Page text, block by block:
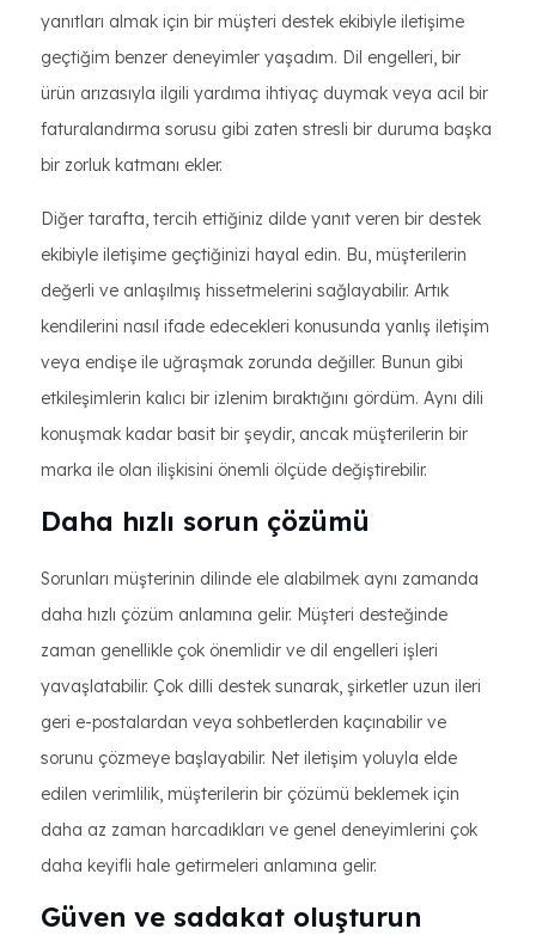
yanıtları almak için bir müşteri destek ekibiyle iletişime
geçtiğim benzer deneyimler yaşadım. Dil engelleri, bir
ürün arızasıyla ilgili yardıma ihtiyaç duymak veya acil bir
faturalandırma sorusu gibi zaten stresli bir duruma başka
bir zorluk katmanı ekler.
Diğer tarafta, tercih ettiğiniz dilde yanıt veren bir destek
ekibiyle iletişime geçtiğinizi hayal edin. Bu, müşterilerin
değerli ve anlaşılmış hissetmelerini sağlayabilir. Artık
kendilerini nasıl ifade edecekleri konusunda yanlış iletişim
veya endişe ile uğraşmak zorunda değiller. Bunun gibi
etkileşimlerin kalıcı bir izlenim bıraktığını gördüm. Aynı dili
konuşmak kadar basit bir şeydir, ancak müşterilerin bir
marka ile olan ilişkisini önemli ölçüde değiştirebilir.
Daha hızlı sorun çözümü
Sorunları müşterinin dilinde ele alabilmek aynı zamanda
daha hızlı çözüm anlamına gelir. Müşteri desteğinde
zaman genellikle çok önemlidir ve dil engelleri işleri
yavaşlatabilir. Çok dilli destek sunarak, şirketler uzun ileri
geri e-postalardan veya sohbetlerden kaçınabilir ve
sorunu çözmeye başlayabilir. Net iletişim yoluyla elde
edilen verimlilik, müşterilerin bir çözümü beklemek için
daha az zaman harcadıkları ve genel deneyimlerini çok
daha keyifli hale getirmeleri anlamına gelir.
Güven ve sadakat oluşturun